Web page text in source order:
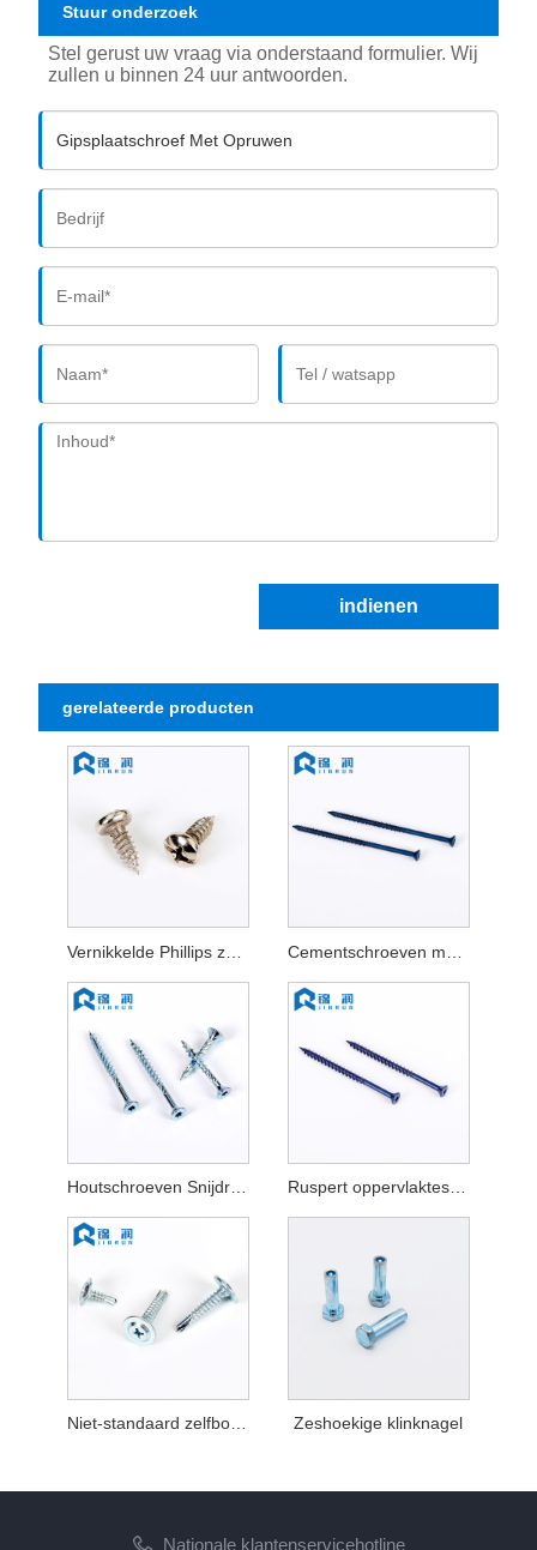
Stuur onderzoek
Stel gerust uw vraag via onderstaand formulier. Wij
zullen u binnen 24 uur antwoorden.
indienen
gerelateerde producten
Vernikkelde Phillips zelftappende schroef
Houtschroeven Snijdraad Ruspert oppervlakteschroeven in verschillende kleuren
Niet-standaard zelfborende schroeven Zeshoekige klinknagel
Nationale klantenservicehotline